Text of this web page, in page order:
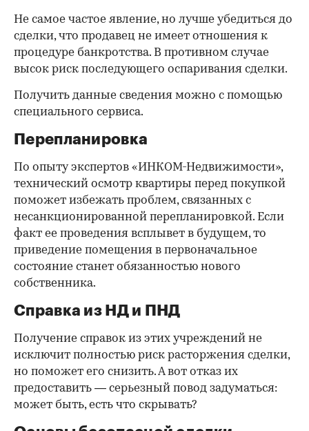
Не самое частое явление, но лучше убедиться до
сделки, что продавец не имеет отношения к
процедуре банкротства. В противном случае
высок риск последующего оспаривания сделки.
Получить данные сведения можно с помощью
специального сервиса.
Перепланировка
По опыту экспертов «ИНКОМ-Недвижимости»,
технический осмотр квартиры перед покупкой
поможет избежать проблем, связанных с
несанкционированной перепланировкой. Если
факт ее проведения всплывет в будущем, то
приведение помещения в первоначальное
состояние станет обязанностью нового
собственника.
Справка из НД и ПНД
Получение справок из этих учреждений не
исключит полностью риск расторжения сделки,
но поможет его снизить. А вот отказ их
предоставить — серьезный повод задуматься:
может быть, есть что скрывать?